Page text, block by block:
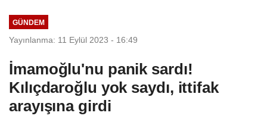
GÜNDEM
Yayınlanma: 11 Eylül 2023 - 16:49
İmamoğlu'nu panik sardı!
Kılıçdaroğlu yok saydı, ittifak
arayışına girdi